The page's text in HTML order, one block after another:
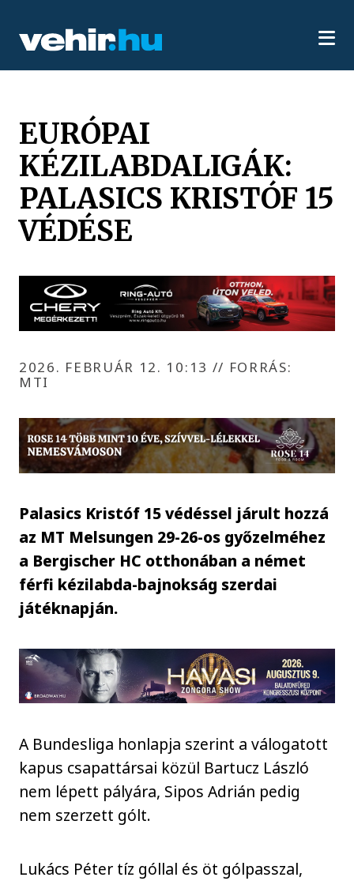
EURÓPAI
KÉZILABDALIGÁK:
PALASICS KRISTÓF 15
VÉDÉSE
2026. FEBRUÁR 12. 10:13 // FORRÁS:
MTI
Palasics Kristóf 15 védéssel járult hozzá
az MT Melsungen 29-26-os győzelméhez
a Bergischer HC otthonában a német
férfi kézilabda-bajnokság szerdai
játéknapján.
A Bundesliga honlapja szerint a válogatott
kapus csapattársai közül Bartucz László
nem lépett pályára, Sipos Adrián pedig
nem szerzett gólt.
Lukács Péter tíz góllal és öt gólpasszal,